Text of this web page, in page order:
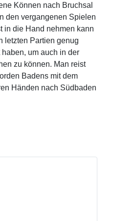
Können nach Bruchsal
den vergangenen Spielen
in die Hand nehmen kann
letzten Partien genug
um auch in der
zu können. Man reist
Badens mit dem
Händen nach Südbaden